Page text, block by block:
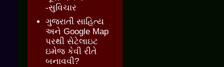
-સુવિચાર
ગુજરાતી સાહિત્ય
અને Google Map
પરથી સેટેલાઇટ
ઇમેજ કેવી રીતે
બનાવવી?